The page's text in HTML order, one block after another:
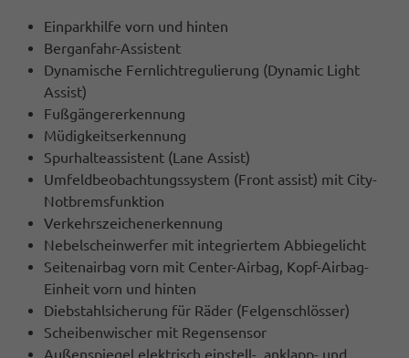
Einparkhilfe vorn und hinten
Berganfahr-Assistent
Dynamische Fernlichtregulierung (Dynamic Light
Assist)
Fußgängererkennung
Müdigkeitserkennung
Spurhalteassistent (Lane Assist)
Umfeldbeobachtungssystem (Front assist) mit City-
Notbremsfunktion
Verkehrszeichenerkennung
Nebelscheinwerfer mit integriertem Abbiegelicht
Seitenairbag vorn mit Center-Airbag, Kopf-Airbag-
Einheit vorn und hinten
Diebstahlsicherung für Räder (Felgenschlösser)
Scheibenwischer mit Regensensor
Außenspiegel elektrisch einstell-, anklapp- und